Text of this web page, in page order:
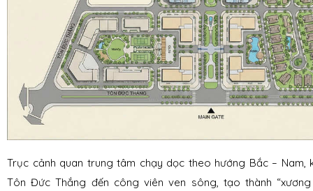
Trục cảnh quan trung tâm chạy dọc theo hướng Bắc – Nam,
Tôn Đức Thắng đến công viên ven sông, tạo thành